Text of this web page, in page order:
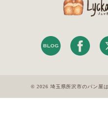
© 2026 埼玉県所沢市のパン屋